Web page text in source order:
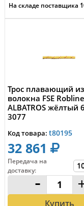
На складе поставщика
Трос плавающий из
волокна FSE Robline
ALBATROS жёлтый
3077
Код товара: t80195
32 861
Передача на
доставку:
-
Купить